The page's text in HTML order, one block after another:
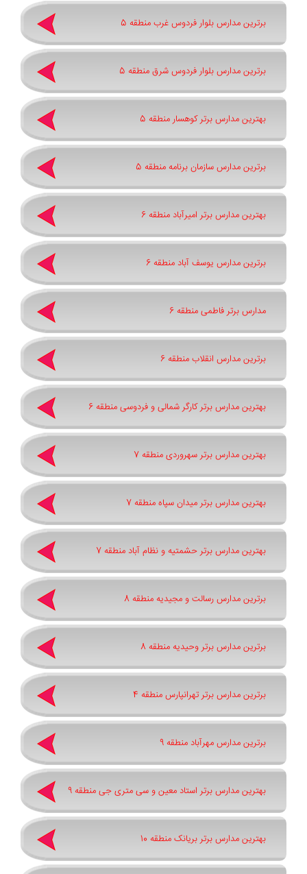
برترین مدارس بلوار فردوس غرب منطقه 5
برترین مدارس بلوار فردوس شرق منطقه 5
بهترین مدارس برتر کوهسار منطقه 5
برترین مدارس سازمان برنامه منطقه 5
بهترین مدارس برتر امیرآباد منطقه 6
برترین مدارس یوسف آباد منطقه 6
مدارس برتر فاطمی منطقه 6
برترین مدارس انقلاب منطقه 6
بهترین مدارس برتر کارگر شمالی و فردوسی منطقه 6
بهترین مدارس برتر سهروردی منطقه 7
بهترین مدارس برتر میدان سپاه منطقه 7
بهترین مدارس برتر حشمتیه و نظام آباد منطقه 7
برترین مدارس رسالت و مجیدیه منطقه 8
برترین مدارس برتر وحیدیه منطقه 8
برترین مدارس برتر تهرانپارس منطقه 4
برترین مدارس مهرآباد منطقه 9
بهترین مدارس برتر استاد معین و سی متری جی منطقه 9
بهترین مدارس برتر بریانک منطقه 10